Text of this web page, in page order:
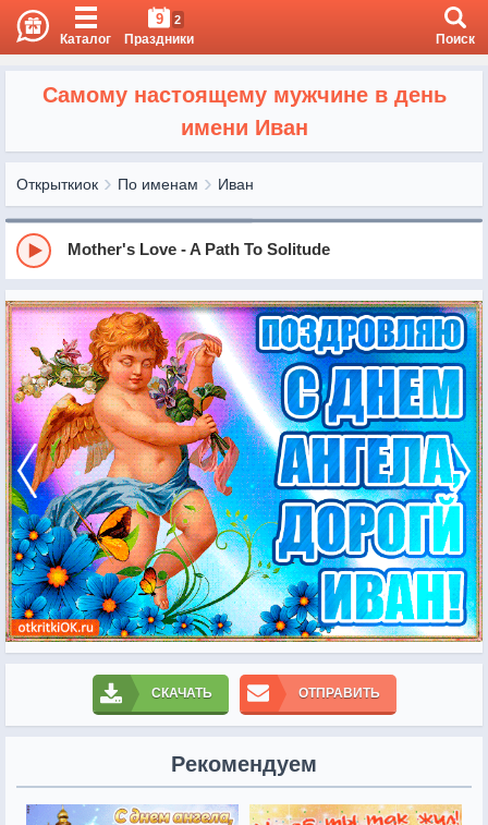
Каталог
9 2
Праздники Поиск
Самому настоящему мужчине в день
имени Иван
Открыткиок По именам Иван
Mother's Love - A Path To Solitude
СКАЧАТЬ ОТПРАВИТЬ
Рекомендуем